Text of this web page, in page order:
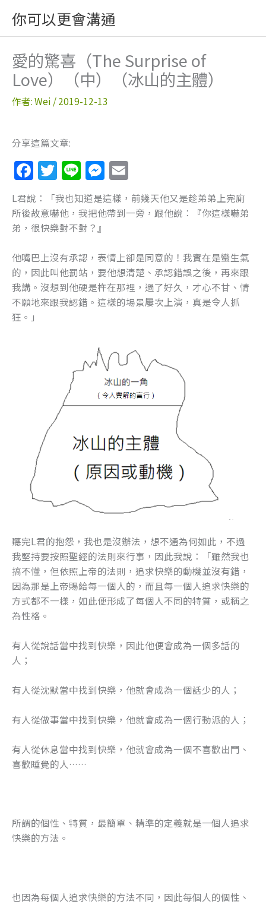
主
你可以更會溝通
愛的驚喜（The Surprise of
Love）（中）（冰山的主體）
作者:Wei /2019-12-13
分享這篇文章:
F
a
c
e
b
o
o
k
T
w
itt
er
Li
n
e
M
e
ss
n
g
er
m
ai
L君說：「我也知道是這樣，前幾天他又是趁弟弟上完廁
所後故意嚇他，我把他帶到一旁，跟他說：『你這樣嚇弟
弟，很快樂對不對？』
他嘴巴上沒有承認，表情上卻是同意的！我實在是蠻生氣
的，因此叫他罰站，要他想清楚、承認錯誤之後，再來跟
我講。沒想到他硬是杵在那裡，過了好久，才心不甘、情
不願地來跟我認錯。這樣的場景屢次上演，真是令人抓
狂。」
聽完L君的抱怨，我也是沒辦法，想不通為何如此，不過
我堅持要按照聖經的法則來行事，因此我說：「雖然我也
搞不懂，但依照上帝的法則，追求快樂的動機並沒有錯，
因為那是上帝賜給每一個人的，而且每一個人追求快樂的
方式都不一樣，如此便形成了每個人不同的特質，或稱之
為性格。
有人從說話當中找到快樂，因此他便會成為一個多話的
人；
有人從沈默當中找到快樂，他就會成為一個話少的人；
有人從做事當中找到快樂，他就會成為一個行動派的人；
有人從休息當中找到快樂，他就會成為一個不喜歡出門、
喜歡睡覺的人……
所謂的個性、特質，最簡單、精準的定義就是一個人追求
快樂的方法。
也因為每個人追求快樂的方法不同，因此每個人的個性、